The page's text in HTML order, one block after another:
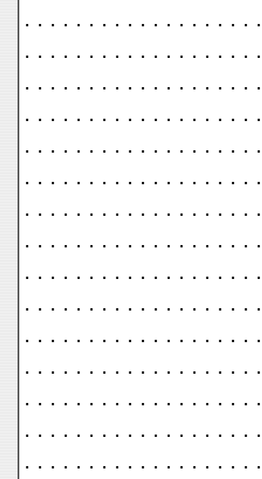
. . . . . . . . . . . . . . . . . .
. . . . . . . . . . . . . . . . . .
. . . . . . . . . . . . . . . . . .
. . . . . . . . . . . . . . . . . .
. . . . . . . . . . . . . . . . . .
. . . . . . . . . . . . . . . . . .
. . . . . . . . . . . . . . . . . .
. . . . . . . . . . . . . . . . . .
. . . . . . . . . . . . . . . . . .
. . . . . . . . . . . . . . . . . .
. . . . . . . . . . . . . . . . . .
. . . . . . . . . . . . . . . . . .
. . . . . . . . . . . . . . . . . .
. . . . . . . . . . . . . . . . . .
. . . . . . . . . . . . . . . . . .